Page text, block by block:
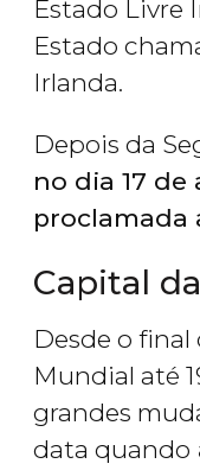
Estado Livre
Estado
Irlanda.
Depois da
no dia 17 de
proclamada
Capital
Desde o final
Mundial até
grandes
data quando